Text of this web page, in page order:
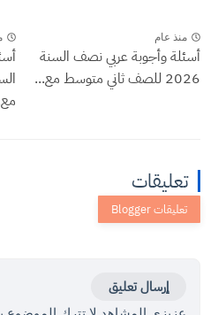
منذ عام
أسئلة وأجوبة عربي نصف السنة
2026 للصف ثاني متوسط مع...
تعليقات
إرسال تعليق